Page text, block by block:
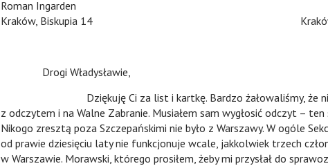
Roman Ingarden
Kraków, Biskupia 14 Kraków, 7
Drogi Władysławie,
Dziękuję Ci za list i kartkę. Bardzo żałowaliśmy, że nie
z odczytem i na Walne Zabranie. Musiałem sam wygłosić odczyt –
Nikogo zresztą poza Szczepańskimi nie było z Warszawy. W ogóle
od prawie dziesięciu laty nie funkcjonuje wcale, jakkolwiek trzech
w Warszawie. Morawski, którego prosiłem, żeby mi przysłał do